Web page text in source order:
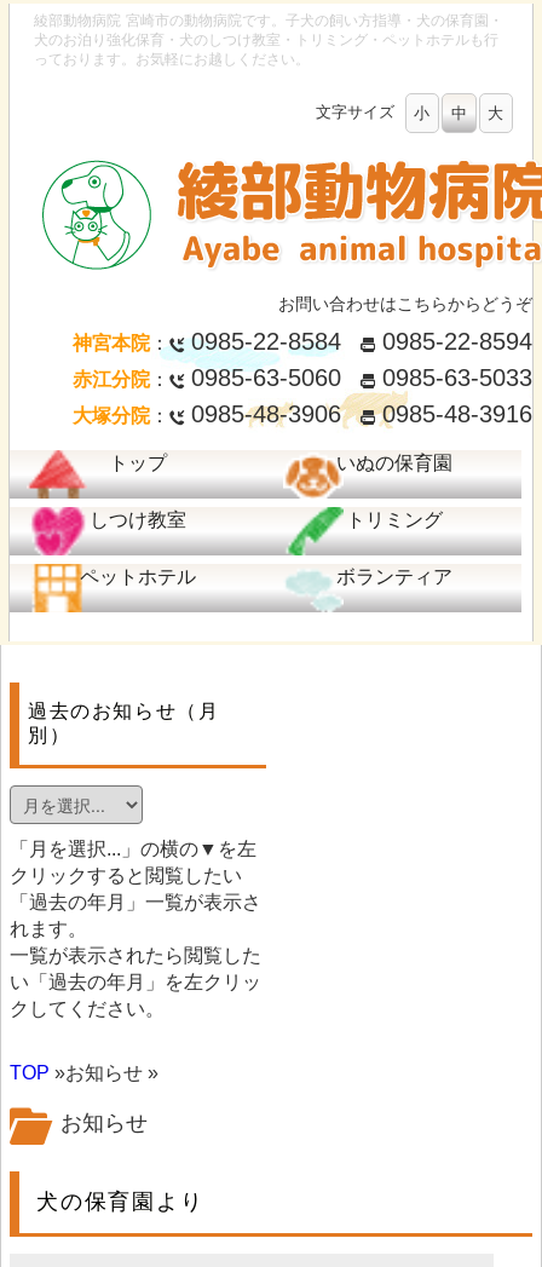
綾部動物病院 宮崎市の動物病院です。子犬の飼い方指導・犬の保育園・
犬のお泊り強化保育・犬のしつけ教室・トリミング・ペットホテルも行
っております。お気軽にお越しください。
文字サイズ 小 中 大
お問い合わせはこちらからどうぞ
神宮本院： 0985-22-8584 0985-22-8594
赤江分院： 0985-63-5060 0985-63-5033
大塚分院： 0985-48-3906 0985-48-3916
トップ いぬの保育園
しつけ教室 トリミング
ペットホテル ボランティア
過去のお知らせ（月
別）
「月を選択...」の横の▼を左
クリックすると閲覧したい
「過去の年月」一覧が表示さ
れます。
一覧が表示されたら閲覧した
い「過去の年月」を左クリッ
クしてください。
TOP »お知らせ »
お知らせ
犬の保育園より